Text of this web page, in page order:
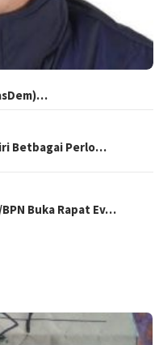
Betbagai Perlo…
Buka Rapat Ev…